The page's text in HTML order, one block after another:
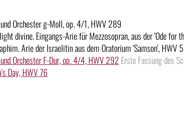
Orchester g-Moll, op. 4/1, HWV 289
divine. Eingangs-Arie für Mezzosopran, aus der 'Ode for
Arie der Israelitin aus dem Oratorium 'Samson', HWV
Orchester F-Dur, op. 4/4, HWV 292 Erste Fassung des
Day, HWV 76